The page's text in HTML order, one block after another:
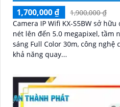
1,700,000 ₫
1,900,000 ₫
Camera IP Wifi KX-S5BW sở
nét lên đến 5.0 megapixel, tầm
sáng Full Color 30m, công nghệ
khả năng quay...